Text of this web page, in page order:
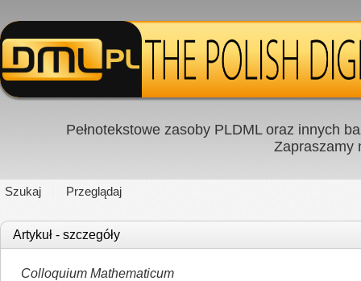
Pełnotekstowe zasoby PLDML oraz innych
Zapraszamy
Szukaj Przeglądaj
Artykuł - szczegóły
Colloquium Mathematicum